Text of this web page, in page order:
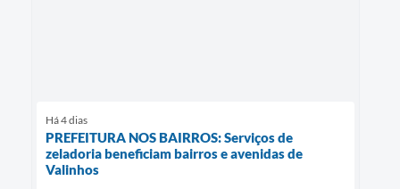
Há 4 dias
PREFEITURA NOS BAIRROS: Serviços de
zeladoria beneficiam bairros e avenidas de
Valinhos